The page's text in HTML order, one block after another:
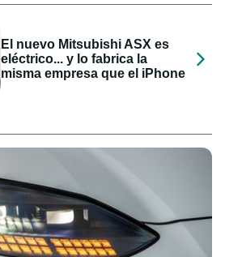
El nuevo Mitsubishi ASX es
eléctrico... y lo fabrica la
misma empresa que el iPhone